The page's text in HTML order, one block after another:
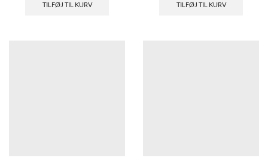
TILFØJ TIL KURV TILFØJ TIL KURV